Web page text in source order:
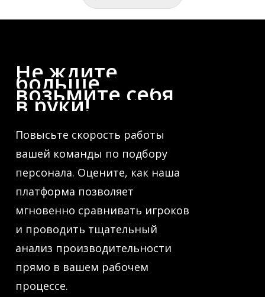
Не ждите
больше,
возьмите себя
в руки!
Повысьте скорость работы
вашей команды по подбору
персонала. Оцените, как наша
платформа позволяет
мгновенно сравнивать игроков
и проводить тщательный
анализ производительности
прямо в вашем рабочем
процессе.